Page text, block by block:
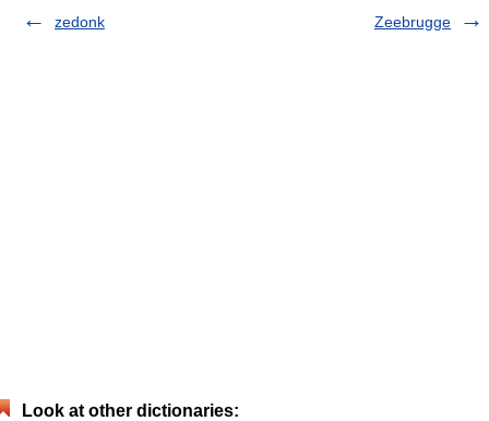
zedonk
Zeebrugge
Look at other dictionaries: